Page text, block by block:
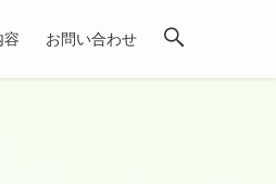
容 お問い合わせ